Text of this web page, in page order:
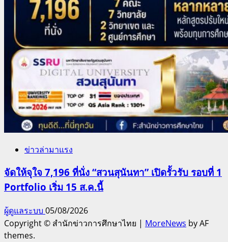
ข่าวล่ามาแรง
จัดให้จุใจ 7,196 ที่นั่ง “สวนสุนันทา” เปิดรั้วรับ รอบที่ 1
Portfolio เริ่ม 15 ส.ค.นี้
ผู้ดูแลระบบ 05/08/2026
Copyright © สำนักข่าวการศึกษาไทย | MoreNews by AF
themes.